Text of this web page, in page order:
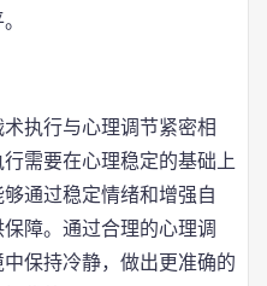
执行与心理调节紧密相
需要在心理稳定的基础上
通过稳定情绪和增强自
障。通过合理的心理调
保持冷静，做出更准确的